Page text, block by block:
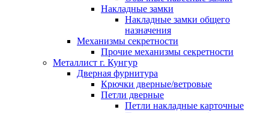
Накладные замки
Накладные замки общего
назначения
Механизмы секретности
Прочие механизмы секретности
Металлист г. Кунгур
Дверная фурнитура
Крючки дверные/ветровые
Петли дверные
Петли накладные карточные